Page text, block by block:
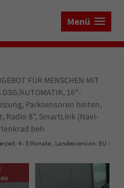
Menü
FÜR MENSCHEN MIT
DSG/AUTOMATIK, 16"-
Parksensoren hinten,
Radio 8", SmartLink (Navi-
beh
4 - 5 Monate , Landesversion: EU -